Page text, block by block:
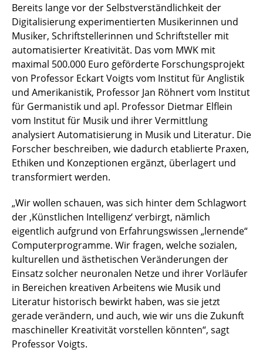
Bereits lange vor der Selbstverständlichkeit der
Digitalisierung experimentierten Musikerinnen und
Musiker, Schriftstellerinnen und Schriftsteller mit
automatisierter Kreativität. Das vom MWK mit
maximal 500.000 Euro geförderte Forschungsprojekt
von Professor Eckart Voigts vom Institut für Anglistik
und Amerikanistik, Professor Jan Röhnert vom Institut
für Germanistik und apl. Professor Dietmar Elflein
vom Institut für Musik und ihrer Vermittlung
analysiert Automatisierung in Musik und Literatur. Die
Forscher beschreiben, wie dadurch etablierte Praxen,
Ethiken und Konzeptionen ergänzt, überlagert und
transformiert werden.
„Wir wollen schauen, was sich hinter dem Schlagwort
der ‚Künstlichen Intelligenz‘ verbirgt, nämlich
eigentlich aufgrund von Erfahrungswissen „lernende“
Computerprogramme. Wir fragen, welche sozialen,
kulturellen und ästhetischen Veränderungen der
Einsatz solcher neuronalen Netze und ihrer Vorläufer
in Bereichen kreativen Arbeitens wie Musik und
Literatur historisch bewirkt haben, was sie jetzt
gerade verändern, und auch, wie wir uns die Zukunft
maschineller Kreativität vorstellen könnten“, sagt
Professor Voigts.